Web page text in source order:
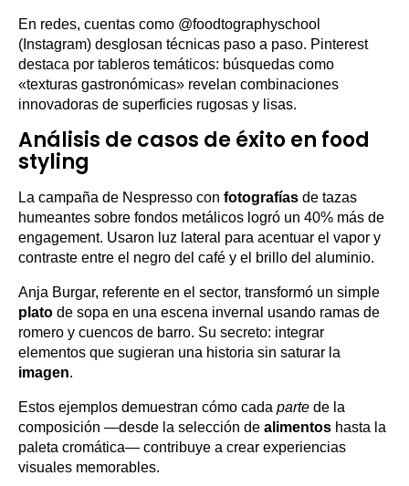
En redes, cuentas como @foodtographyschool
(Instagram) desglosan técnicas paso a paso. Pinterest
destaca por tableros temáticos: búsquedas como
«texturas gastronómicas» revelan combinaciones
innovadoras de superficies rugosas y lisas.
Análisis de casos de éxito en food
styling
La campaña de Nespresso con fotografías de tazas
humeantes sobre fondos metálicos logró un 40% más de
engagement. Usaron luz lateral para acentuar el vapor y
contraste entre el negro del café y el brillo del aluminio.
Anja Burgar, referente en el sector, transformó un simple
plato de sopa en una escena invernal usando ramas de
romero y cuencos de barro. Su secreto: integrar
elementos que sugieran una historia sin saturar la
imagen.
Estos ejemplos demuestran cómo cada parte de la
composición —desde la selección de alimentos hasta la
paleta cromática— contribuye a crear experiencias
visuales memorables.